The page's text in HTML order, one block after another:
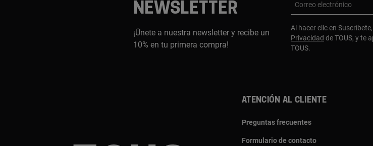
NEWSLETTER
¡Únete a nuestra newsletter y recibe un
10% en tu primera compra!
Correo electrónico
Al hacer clic en
Privacidad de TOUS, y te
TOUS.
Atención al cliente
Preguntas frecuentes
Formulario de contacto